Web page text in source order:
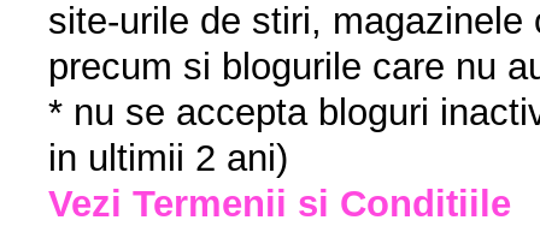
site-urile de stiri,
precum si blogurile care nu
* nu se accepta bloguri
in ultimii 2 ani)
Vezi Termenii si Conditiile